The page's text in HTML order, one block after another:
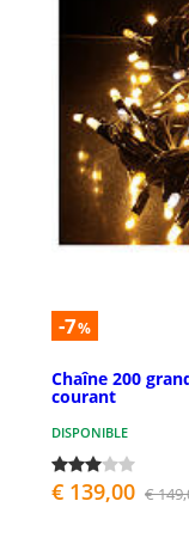
-7%
Chaîne 200
courant
DISPONIBLE
€ 139,00 €